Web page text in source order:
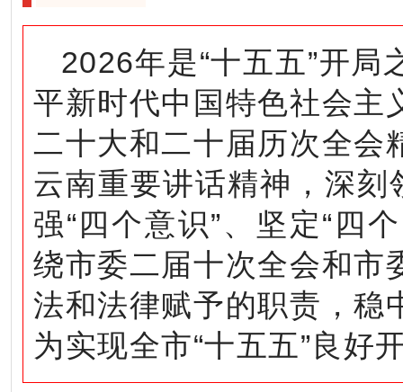
2026年是“十五五”开
平新时代中国特色社会主
二十大和二十届历次全会
云南重要讲话精神，深刻
强“四个意识”、坚定“四
绕市委二届十次全会和市
法和法律赋予的职责，稳
为实现全市“十五五”良好